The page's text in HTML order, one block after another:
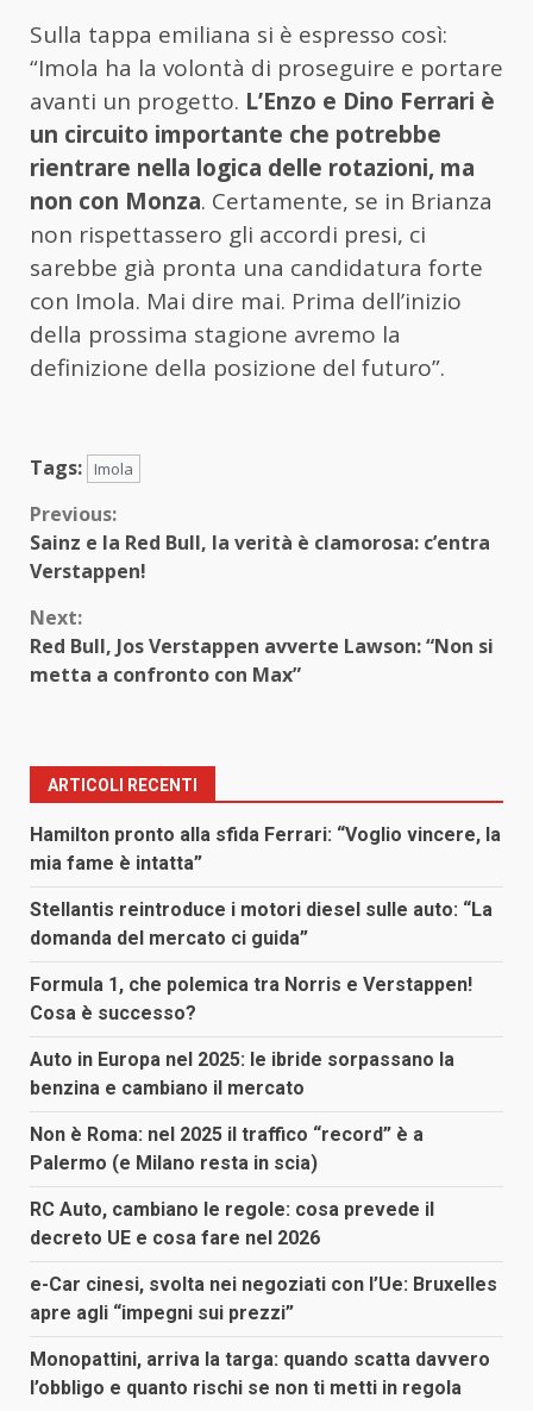
Sulla tappa emiliana si è espresso così:
“Imola ha la volontà di proseguire e portare
avanti un progetto. L’Enzo e Dino Ferrari è
un circuito importante che potrebbe
rientrare nella logica delle rotazioni, ma
non con Monza. Certamente, se in Brianza
non rispettassero gli accordi presi, ci
sarebbe già pronta una candidatura forte
con Imola. Mai dire mai. Prima dell’inizio
della prossima stagione avremo la
definizione della posizione del futuro”.
Tags: Imola
Continue
Reading
Previous:
Sainz e la Red Bull, la verità è clamorosa: c’entra
Verstappen!
Next:
Red Bull, Jos Verstappen avverte Lawson: “Non si
metta a confronto con Max”
ARTICOLI RECENTI
Hamilton pronto alla sfida Ferrari: “Voglio vincere, la
mia fame è intatta”
Stellantis reintroduce i motori diesel sulle auto: “La
domanda del mercato ci guida”
Formula 1, che polemica tra Norris e Verstappen!
Cosa è successo?
Auto in Europa nel 2025: le ibride sorpassano la
benzina e cambiano il mercato
Non è Roma: nel 2025 il traffico “record” è a
Palermo (e Milano resta in scia)
RC Auto, cambiano le regole: cosa prevede il
decreto UE e cosa fare nel 2026
e-Car cinesi, svolta nei negoziati con l’Ue: Bruxelles
apre agli “impegni sui prezzi”
Monopattini, arriva la targa: quando scatta davvero
l’obbligo e quanto rischi se non ti metti in regola